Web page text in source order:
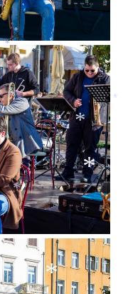
*
*
*
*
*
*
*